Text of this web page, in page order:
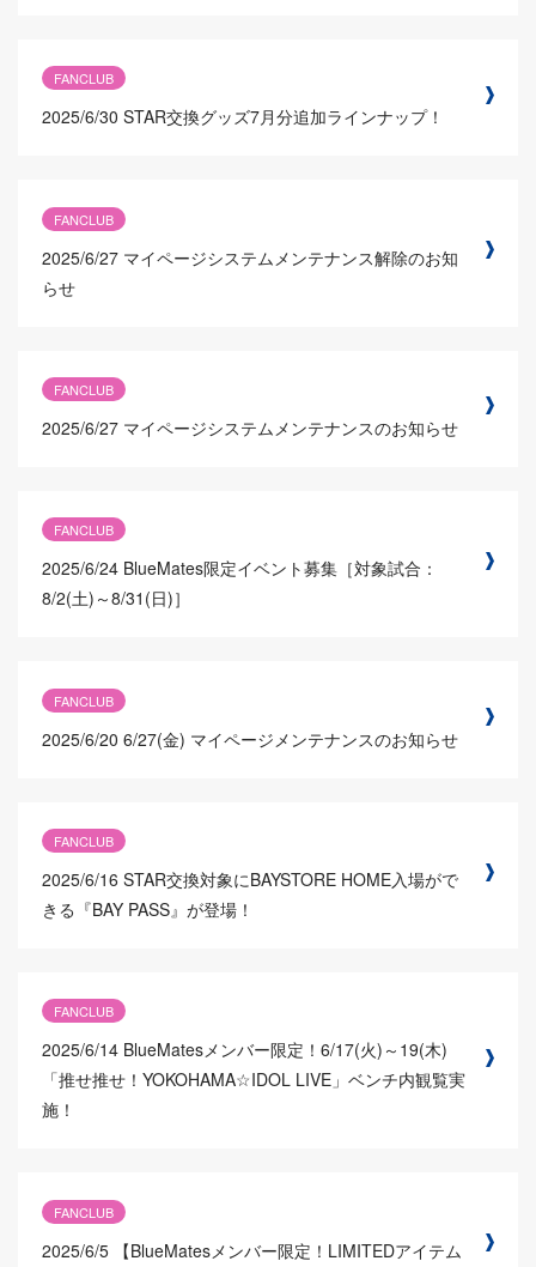
FANCLUB
2025/6/30 STAR交換グッズ7月分追加ラインナップ！
FANCLUB
2025/6/27 マイページシステムメンテナンス解除のお知
らせ
FANCLUB
2025/6/27 マイページシステムメンテナンスのお知らせ
FANCLUB
2025/6/24 BlueMates限定イベント募集［対象試合：
8/2(土)～8/31(日)］
FANCLUB
2025/6/20 6/27(金) マイページメンテナンスのお知らせ
FANCLUB
2025/6/16 STAR交換対象にBAYSTORE HOME入場がで
きる『BAY PASS』が登場！
FANCLUB
2025/6/14 BlueMatesメンバー限定！6/17(火)～19(木)
「推せ推せ！YOKOHAMA☆IDOL LIVE」ベンチ内観覧実
施！
FANCLUB
2025/6/5 【BlueMatesメンバー限定！LIMITEDアイテム